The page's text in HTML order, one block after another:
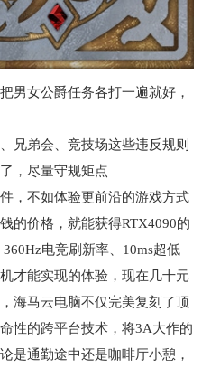
男女公爵任务各打一遍就好，
兄弟会、竞技场这些违反规则
，尽量守规矩点
，不如体验更前沿的游戏方式
价格，就能获得RTX4090的
电竞刷新率、10ms超低
才能实现的体验，现在几十元
海马云电脑不仅完美复刻了顶
性的跨平台技术，将3A大作的
是通勤途中还是咖啡厅小憩，